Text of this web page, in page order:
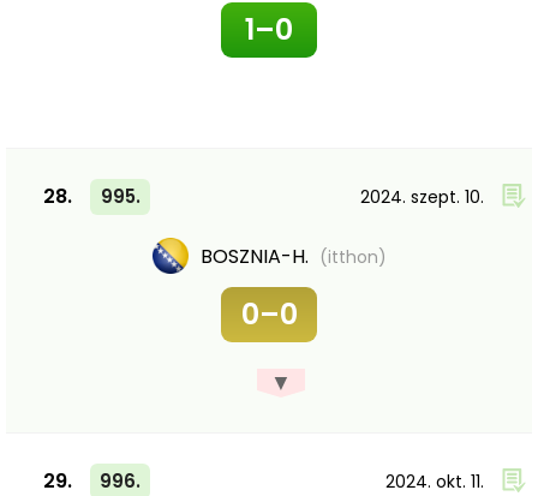
1–0
28. 995. 2024. szept. 10.
BOSZNIA-H. (itthon)
0–0
▼
29. 996. 2024. okt. 11.